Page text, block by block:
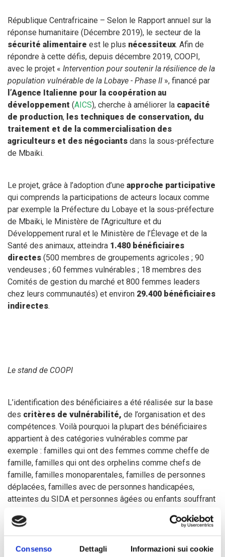
Consenso Dettagli Informazioni sui cookie
République Centrafricaine – Selon le Rapport annuel sur la
réponse humanitaire (Décembre 2019), le secteur de la
sécurité alimentaire est le plus nécessiteux. Afin de
répondre à cette défis, depuis décembre 2019, COOPI,
avec le projet « Intervention pour soutenir la résilience de la
population vulnérable de la Lobaye - Phase II », financé par
l’Agence Italienne pour la coopération au
développement (AICS), cherche à améliorer la capacité
de production, les techniques de conservation, du
traitement et de la commercialisation des
agriculteurs et des négociants dans la sous-préfecture
de Mbaiki.
Le projet, grâce à l’adoption d’une approche participative
qui comprends la participations de acteurs locaux comme
par exemple la Préfecture du Lobaye et la sous-préfecture
de Mbaiki, le Ministère de l’Agriculture et du
Développement rural et le Ministère de l’Élevage et de la
Santé des animaux, atteindra 1.480 bénéficiaires
directes (500 membres de groupements agricoles ; 90
vendeuses ; 60 femmes vulnérables ; 18 membres des
Comités de gestion du marché et 800 femmes leaders
chez leurs communautés) et environ 29.400 bénéficiaires
indirectes.
Le stand de COOPI
L’identification des bénéficiaires a été réalisée sur la base
des critères de vulnérabilité, de l’organisation et des
compétences. Voilà pourquoi la plupart des bénéficiaires
appartient à des catégories vulnérables comme par
exemple : familles qui ont des femmes comme cheffe de
famille, familles qui ont des orphelins comme chefs de
famille, familles monoparentales, familles de personnes
déplacées, familles avec de personnes handicapées,
atteintes du SIDA et personnes âgées ou enfants souffrant